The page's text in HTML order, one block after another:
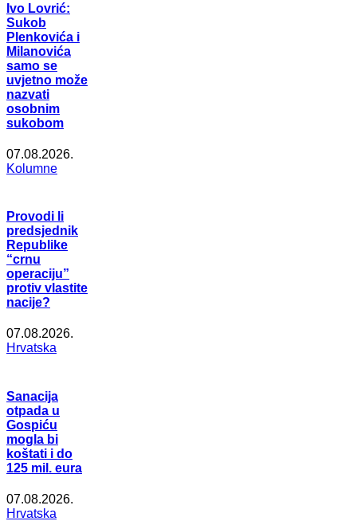
Ivo Lovrić:
Sukob
Plenkovića i
Milanovića
samo se
uvjetno može
nazvati
osobnim
sukobom
07.08.2026.
Kolumne
Provodi li
predsjednik
Republike
“crnu
operaciju”
protiv vlastite
nacije?
07.08.2026.
Hrvatska
Sanacija
otpada u
Gospiću
mogla bi
koštati i do
125 mil. eura
07.08.2026.
Hrvatska